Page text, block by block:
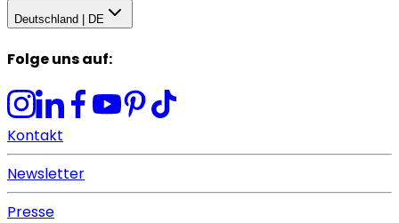
Deutschland | DE
Folge uns auf:
Kontakt
Newsletter
Presse